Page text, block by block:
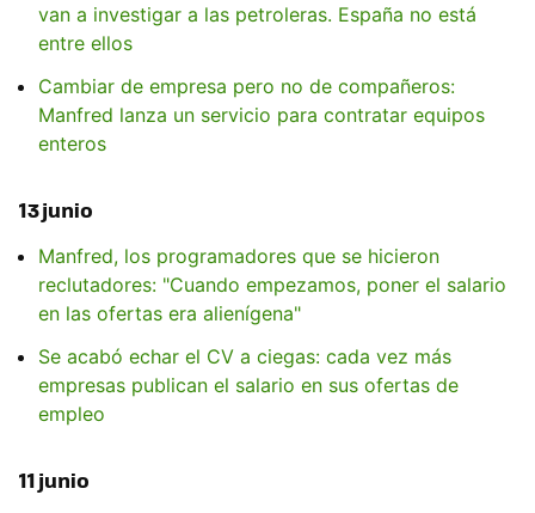
van a investigar a las petroleras. España no está
entre ellos
Cambiar de empresa pero no de compañeros:
Manfred lanza un servicio para contratar equipos
enteros
13 junio
Manfred, los programadores que se hicieron
reclutadores: "Cuando empezamos, poner el salario
en las ofertas era alienígena"
Se acabó echar el CV a ciegas: cada vez más
empresas publican el salario en sus ofertas de
empleo
11 junio